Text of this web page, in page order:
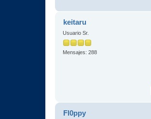
keitaru
Usuario Sr.
Mensajes: 288
Fl0ppy